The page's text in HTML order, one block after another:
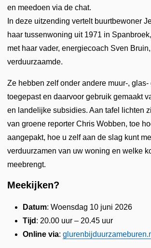
en meedoen via de chat.
In deze uitzending vertelt buurtbewoner
haar tussenwoning uit 1971 in
met haar vader, energiecoach Sven
verduurzaamde.
Ze hebben zelf onder andere muur-,
toegepast en daarvoor gebruik gemaakt
en landelijke subsidies. Aan tafel lichten
van groene reporter Chris Wobben, toe
aangepakt, hoe u zelf aan de slag kunt
verduurzamen van uw woning en welke
meebrengt.
Meekijken?
Datum: Woensdag 10 juni 2026
Tijd : 20.00 uur – 20.45 uur
Online via: